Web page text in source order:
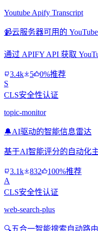
Youtube Apify Transcript
📹云服务器可用的
通过 APIFY API 获取
3.4k 5
0%推荐
S
CLS安全性认证
topic-monitor
🔔AI驱动的智能信息雷达
基于AI智能评分的自动化
3.1k 832
100%推荐
A
CLS安全性认证
web-search-plus
🔍五合一智能搜索自动路